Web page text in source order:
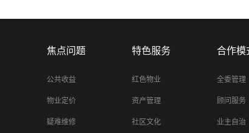
焦点问题
公共收益
物业定价
疑难维修
特色服务
红色物业
资产管理
社区文化
合作模
全委管理
顾问服务
业主自治